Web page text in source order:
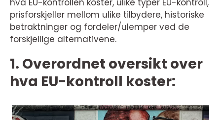
hva EU-kontrollen koster, ulike typer EU-kontroll,
prisforskjeller mellom ulike tilbydere, historiske
betraktninger og fordeler/ulemper ved de
forskjellige alternativene.
1. Overordnet oversikt over
hva EU-kontroll koster: